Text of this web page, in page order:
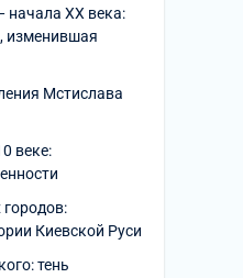
начала XX века:
изменившая
Мстислава
веке:
Киевской Руси
тень